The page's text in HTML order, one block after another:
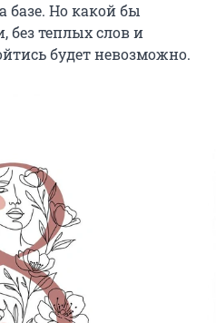
базе. Но какой бы
теплых слов и
будет невозможно.